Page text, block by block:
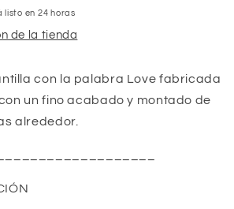
listo en 24 horas
de la tienda
con la palabra Love fabricada
un fino acabado y montado de
alrededor.